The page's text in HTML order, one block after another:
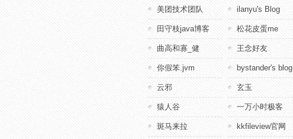
美团技术团队 ilanyu's Blog
田守枝java博客 松花皮蛋me
曲高和寡_健 王念好友
你假笨.jvm bystander's blog
云邪 玄玉
猿人谷 一万小时极客
斑马来拉 kkfileview官网